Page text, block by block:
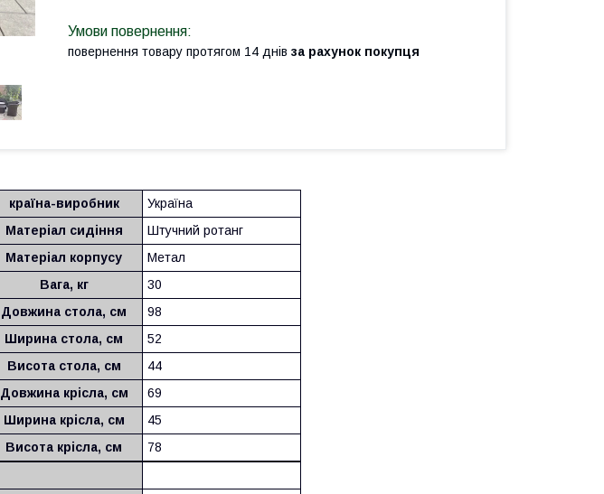
повернення товару протягом 14 днів за рахунок покупця
країна-виробник
Україна
Матеріал сидіння
Штучний ротанг
Матеріал корпусу
Метал
Вага, кг
30
Довжина стола, см
98
Ширина стола, см
52
Висота стола, см
44
Довжина крісла, см
69
Ширина крісла, см
45
Висота крісла, см
78